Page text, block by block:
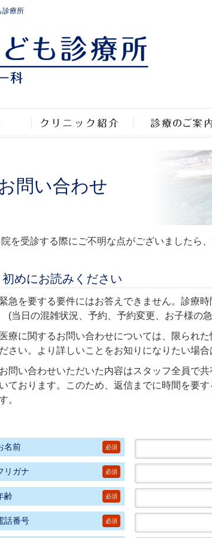
診療所
問い合わせ
を受診する際にご不明な点がございましたら
初めにお読みください
緊急を要する要件にはお答えできません。診療
(当日の混雑状況、予約、予約変更、お子様の
医療に関するお問い合わせについては、限られ
ださい。より詳しいことをお知りになりたい場
お問い合わせいただいた内容はスタッフ全員で
いております。このため、返信までに時間を要
。
必須
名前
必須
リガナ
必須
齢
必須
話番号